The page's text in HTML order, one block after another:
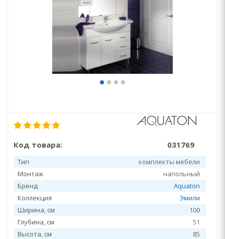
Код товара: 031769
Тип
комплекты мебели
Монтаж
напольный
Бренд
Aquaton
Коллекция
Эмили
Ширина, см
100
Глубина, см
51
Высота, см
85